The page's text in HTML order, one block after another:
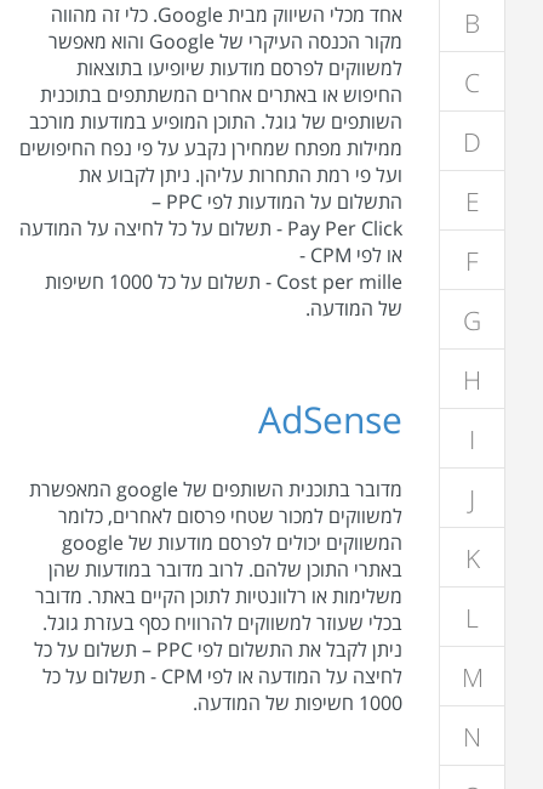
B
C
D
E
F
G
H
I
J
K
L
M
N
אחד מכלי השיווק מבית Google. כלי זה מהווה
מקור הכנסה העיקרי של Google והוא מאפשר
למשווקים לפרסם מודעות שיופיעו בתוצאות
החיפוש או באתרים אחרים המשתתפים בתוכנית
השותפים של גוגל. התוכן המופיע במודעות מורכב
ממילות מפתח שמחירן נקבע על פי נפח החיפושים
ועל פי רמת התחרות עליהן. ניתן לקבוע את
התשלום על המודעות לפי PPC –
Pay Per Click - תשלום על כל לחיצה על המודעה
או לפי CPM -
Cost per mille - תשלום על כל 1000 חשיפות
של המודעה.
AdSense
מדובר בתוכנית השותפים של google המאפשרת
למשווקים למכור שטחי פרסום לאחרים, כלומר
המשווקים יכולים לפרסם מודעות של google
באתרי התוכן שלהם. לרוב מדובר במודעות שהן
משלימות או רלוונטיות לתוכן הקיים באתר. מדובר
בכלי שעוזר למשווקים להרוויח כסף בעזרת גוגל.
ניתן לקבל את התשלום לפי PPC – תשלום על כל
לחיצה על המודעה או לפי CPM - תשלום על כל
1000 חשיפות של המודעה.